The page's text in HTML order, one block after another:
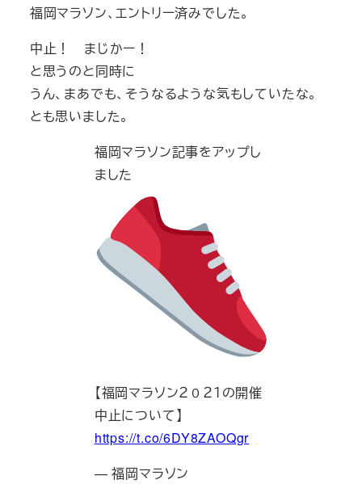
福岡マラソン、エントリー済みでした。
中止！ まじかー！
と思うのと同時に
うん、まあでも、そうなるような気もしていたな。
とも思いました。
福岡マラソン記事をアップし
ました
【福岡マラソン２０２１の開催
中止について】
https://t.co/6DY8ZAOQgr
— 福岡マラソン